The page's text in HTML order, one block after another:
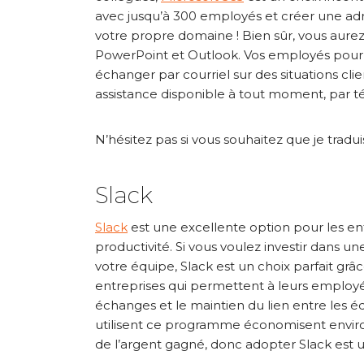
avec jusqu’à 300 employés et créer une
votre propre domaine ! Bien sûr, vous
PowerPoint et Outlook. Vos employés
échanger par courriel sur des situations
assistance disponible à tout moment, par
N’hésitez pas si vous souhaitez que je
Slack
Slack est une excellente option pour les
productivité. Si vous voulez investir dans
votre équipe, Slack est un choix parfait
entreprises qui permettent à leurs
échanges et le maintien du lien entre les
utilisent ce programme économisent
de l’argent gagné, donc adopter Slack est